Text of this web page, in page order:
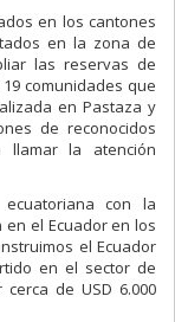
en los cantones
en la zona de
las reservas de
comunidades que
en Pastaza y
de reconocidos
llamar la atención
con la
el Ecuador en los
el Ecuador
en el sector de
de USD 6.000